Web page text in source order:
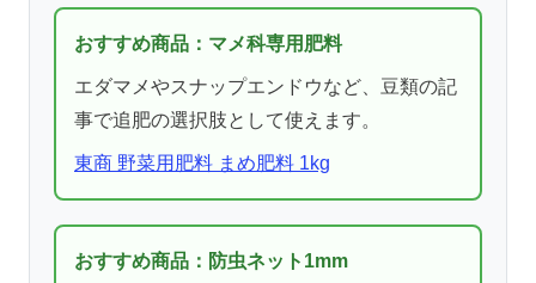
おすすめ商品：マメ科専用肥料
エダマメやスナップエンドウなど、豆類の記
事で追肥の選択肢として使えます。
東商 野菜用肥料 まめ肥料 1kg
おすすめ商品：防虫ネット1mm